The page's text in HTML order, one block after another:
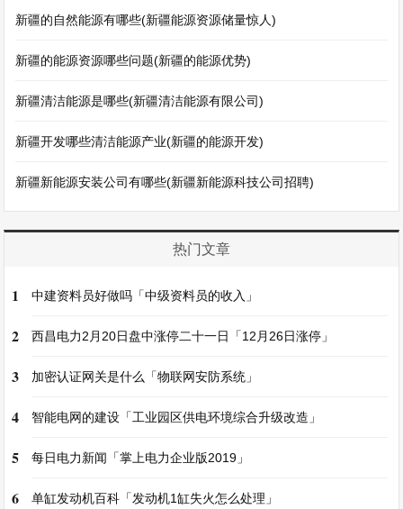
新疆的自然能源有哪些(新疆能源资源储量惊人)
新疆的能源资源哪些问题(新疆的能源优势)
新疆清洁能源是哪些(新疆清洁能源有限公司)
新疆开发哪些清洁能源产业(新疆的能源开发)
新疆新能源安装公司有哪些(新疆新能源科技公司招聘)
热门文章
1 中建资料员好做吗「中级资料员的收入」
2 西昌电力2月20日盘中涨停二十一日「12月26日涨停」
3 加密认证网关是什么「物联网安防系统」
4 智能电网的建设「工业园区供电环境综合升级改造」
5 每日电力新闻「掌上电力企业版2019」
6 单缸发动机百科「发动机1缸失火怎么处理」